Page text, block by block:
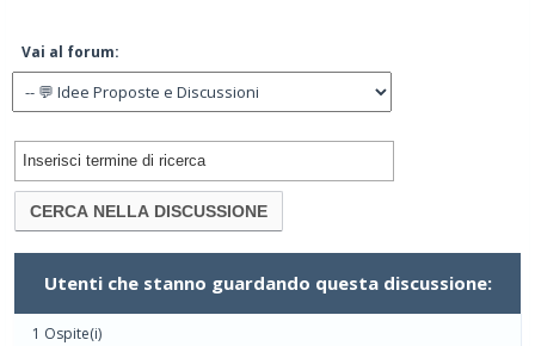
Vai al forum:
Utenti che stanno guardando questa discussione:
1 Ospite(i)